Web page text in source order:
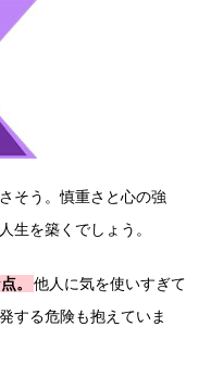
そう。慎重さと心の強
生を築くでしょう。
。
他人に気を使いすぎて
する危険も抱えていま